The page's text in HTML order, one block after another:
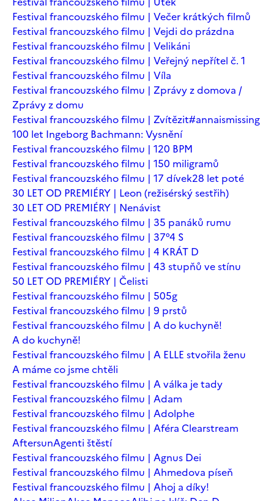
Festival francouzského filmu | Večer krátkých filmů
Festival francouzského filmu | Vejdi do prázdna
Festival francouzského filmu | Velikáni
Festival francouzského filmu | Veřejný nepřítel č. 1
Festival francouzského filmu | Víla
Festival francouzského filmu | Zprávy z domova /
Zprávy z domu
Festival francouzského filmu | Zvítězit#annaismissing
100 let Ingeborg Bachmann: Vysnění
Festival francouzského filmu | 120 BPM
Festival francouzského filmu | 150 miligramů
Festival francouzského filmu | 17 dívek28 let poté
30 LET OD PREMIÉRY | Leon (režisérský sestřih)
30 LET OD PREMIÉRY | Nenávist
Festival francouzského filmu | 35 panáků rumu
Festival francouzského filmu | 37°4 S
Festival francouzského filmu | 4 KRÁT D
Festival francouzského filmu | 43 stupňů ve stínu
50 LET OD PREMIÉRY | Čelisti
Festival francouzského filmu | 505g
Festival francouzského filmu | 9 prstů
Festival francouzského filmu | A do kuchyně!
A do kuchyně!
Festival francouzského filmu | A ELLE stvořila ženu
A máme co jsme chtěli
Festival francouzského filmu | A válka je tady
Festival francouzského filmu | Adam
Festival francouzského filmu | Adolphe
Festival francouzského filmu | Aféra Clearstream
AftersunAgenti štěstí
Festival francouzského filmu | Agnus Dei
Festival francouzského filmu | Ahmedova píseň
Festival francouzského filmu | Ahoj a díky!